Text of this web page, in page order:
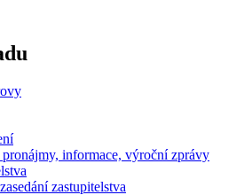
informace, výroční zprávy
zastupitelstva